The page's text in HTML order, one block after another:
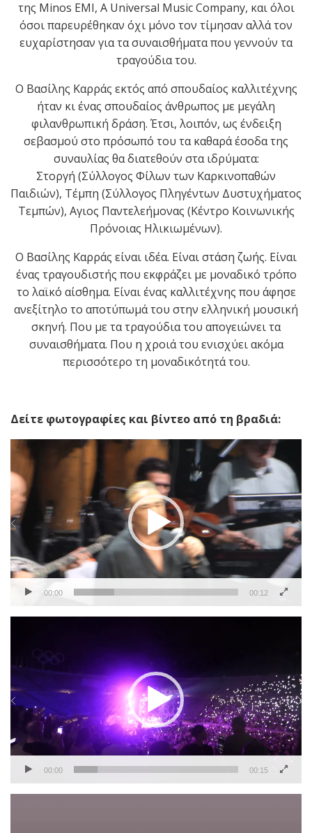
της Minos EMI, A Universal Music Company, και όλοι
όσοι παρευρέθηκαν όχι μόνο τον τίμησαν αλλά τον
ευχαρίστησαν για τα συναισθήματα που γεννούν τα
τραγούδια του.
Ο Βασίλης Καρράς εκτός από σπουδαίος καλλιτέχνης
ήταν κι ένας σπουδαίος άνθρωπος με μεγάλη
φιλανθρωπική δράση. Έτσι, λοιπόν, ως ένδειξη
σεβασμού στο πρόσωπό του τα καθαρά έσοδα της
συναυλίας θα διατεθούν στα ιδρύματα:
Στοργή (Σύλλογος Φίλων των Καρκινοπαθών
Παιδιών), Τέμπη (Σύλλογος Πληγέντων Δυστυχήματος
Τεμπών), Αγιος Παντελεήμονας (Κέντρο Κοινωνικής
Πρόνοιας Ηλικιωμένων).
Ο Βασίλης Καρράς είναι ιδέα. Είναι στάση ζωής. Είναι
ένας τραγουδιστής που εκφράζει με μοναδικό τρόπο
το λαϊκό αίσθημα. Είναι ένας καλλιτέχνης που άφησε
ανεξίτηλο το αποτύπωμά του στην ελληνική μουσική
σκηνή. Που με τα τραγούδια του απογειώνει τα
συναισθήματα. Που η χροιά του ενισχύει ακόμα
περισσότερο τη μοναδικότητά του.
Δείτε φωτογραφίες και βίντεο από τη βραδιά:
Πρόγραμμα
Αναπαραγωγής
Βίντεο
00:00 00:12
Βίντεο
00:00 00:15